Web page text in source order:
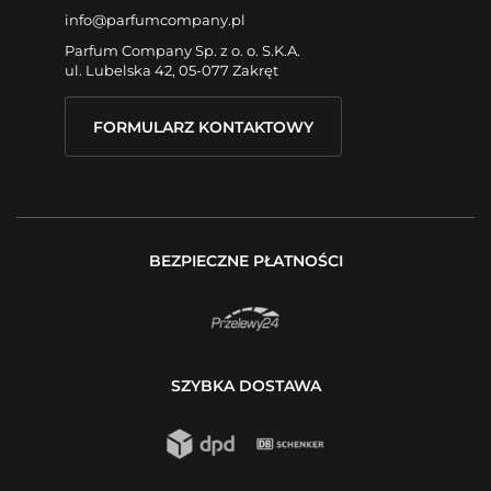
info@parfumcompany.pl
Parfum Company Sp. z o. o. S.K.A.
ul. Lubelska 42, 05-077 Zakręt
FORMULARZ KONTAKTOWY
BEZPIECZNE PŁATNOŚCI
SZYBKA DOSTAWA